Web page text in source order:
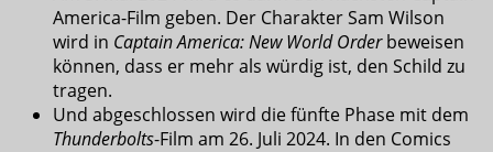
America-Film geben. Der Charakter Sam Wilson
wird in Captain America: New World Orderbeweisen
können, dass er mehr als würdig ist, den Schild zu
tragen.
Und abgeschlossen wird die fünfte Phase mit dem
Thunderbolts-Film am 26. Juli 2024. In den Comics